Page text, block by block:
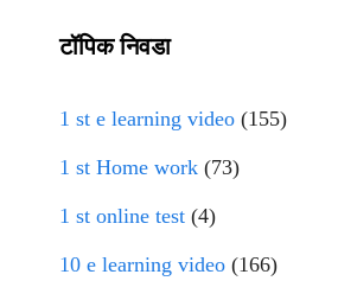
टॉपिक निवडा
1 st e learning video (155)
1 st Home work (73)
1 st online test (4)
10 e learning video (166)